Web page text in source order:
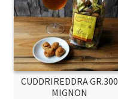
CUDDRIREDDRA GR.300
MIGNON